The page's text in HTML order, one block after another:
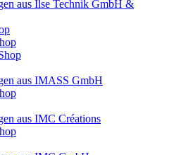
aus Ilse Technik GmbH &
aus IMASS GmbH
aus IMC Créations